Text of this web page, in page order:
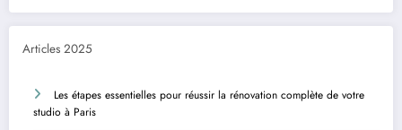
Articles 2025
Les étapes essentielles pour réussir la rénovation complète de votre
studio à Paris